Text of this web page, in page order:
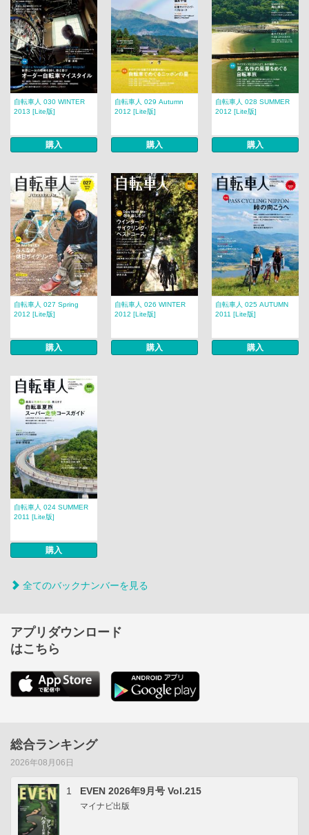
自転車人 030 WINTER
2013 [Lite版]
購入
自転車人 029 Autumn
2012 [Lite版]
購入
自転車人 028 SUMMER
2012 [Lite版]
購入
自転車人 027 Spring
2012 [Lite版]
購入
自転車人 026 WINTER
2012 [Lite版]
購入
自転車人 025 AUTUMN
2011 [Lite版]
購入
自転車人 024 SUMMER
2011 [Lite版]
購入
全てのバックナンバーを見る
アプリダウンロード
はこちら
総合ランキング
2026年08月06日
1 EVEN 2026年9月号 Vol.215
マイナビ出版